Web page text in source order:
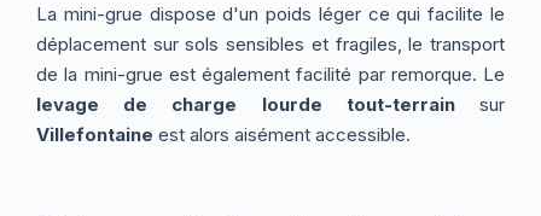
La mini-grue dispose d'un poids léger ce qui facilite le
déplacement sur sols sensibles et fragiles, le transport
de la mini-grue est également facilité par remorque. Le
levage de charge lourde tout-terrainsur
Villefontaine est alors aisément accessible.